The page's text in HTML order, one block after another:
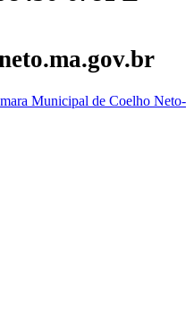
Municipal de Coelho Neto-